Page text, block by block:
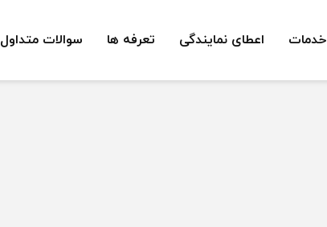
خدمات اعطای نمایندگی تعرفه ها سوالات متداول